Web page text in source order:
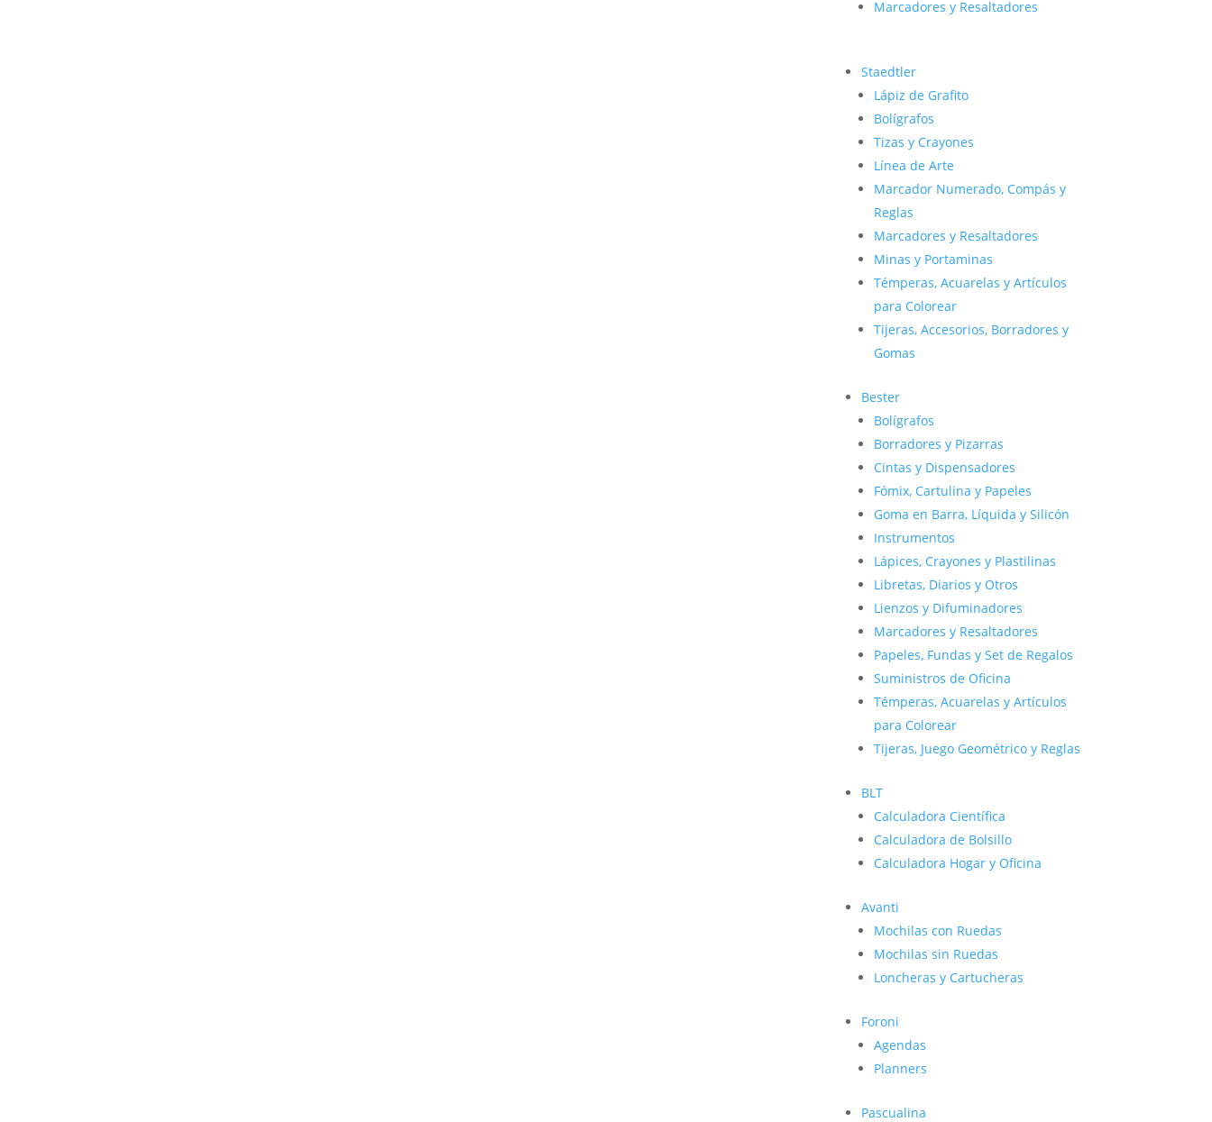
Marcadores y Resaltadores
Staedtler
Lápiz de Grafito
Bolígrafos
Tizas y Crayones
Línea de Arte
Marcador Numerado, Compás y
Reglas
Marcadores y Resaltadores
Minas y Portaminas
Témperas, Acuarelas y Artículos
para Colorear
Tijeras, Accesorios, Borradores y
Gomas
Bester
Bolígrafos
Borradores y Pizarras
Cintas y Dispensadores
Fómix, Cartulina y Papeles
Goma en Barra, Líquida y Silicón
Instrumentos
Lápices, Crayones y Plastilinas
Libretas, Diarios y Otros
Lienzos y Difuminadores
Marcadores y Resaltadores
Papeles, Fundas y Set de Regalos
Suministros de Oficina
Témperas, Acuarelas y Artículos
para Colorear
Tijeras, Juego Geométrico y Reglas
BLT
Calculadora Científica
Calculadora de Bolsillo
Calculadora Hogar y Oficina
Avanti
Mochilas con Ruedas
Mochilas sin Ruedas
Loncheras y Cartucheras
Foroni
Agendas
Planners
Pascualina